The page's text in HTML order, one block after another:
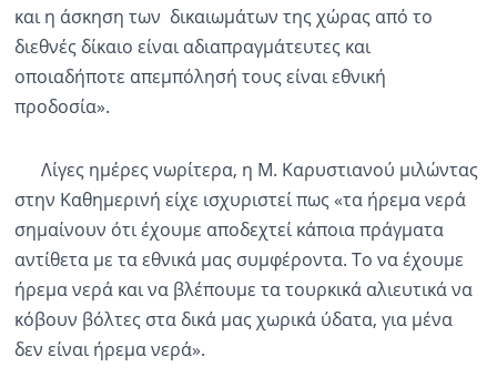
και η άσκηση των δικαιωμάτων της χώρας από το
διεθνές δίκαιο είναι αδιαπραγμάτευτες και
οποιαδήποτε απεμπόλησή τους είναι εθνική
προδοσία».
Λίγες ημέρες νωρίτερα, η Μ. Καρυστιανού μιλώντας
στην Καθημερινή είχε ισχυριστεί πως «τα ήρεμα νερά
σημαίνουν ότι έχουμε αποδεχτεί κάποια πράγματα
αντίθετα με τα εθνικά μας συμφέροντα. Το να έχουμε
ήρεμα νερά και να βλέπουμε τα τουρκικά αλιευτικά να
κόβουν βόλτες στα δικά μας χωρικά ύδατα, για μένα
δεν είναι ήρεμα νερά».